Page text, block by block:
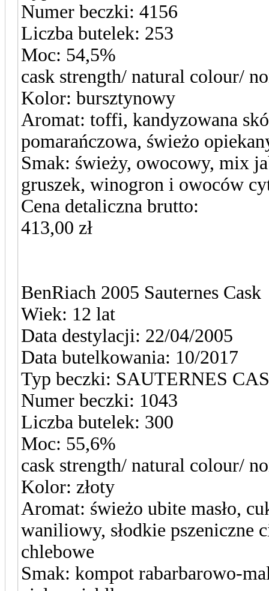
Numer beczki: 4156
Liczba butelek: 253
Moc: 54,5%
cask strength/ natural colour/
Kolor: bursztynowy
Aromat: toffi, kandyzowana
pomarańczowa, świeżo
Smak: świeży, owocowy, mix
gruszek, winogron i owoców
Cena detaliczna brutto:
413,00 zł
BenRiach 2005 Sauternes Cask
Wiek: 12 lat
Data destylacji: 22/04/2005
Data butelkowania: 10/2017
Typ beczki: SAUTERNES
Numer beczki: 1043
Liczba butelek: 300
Moc: 55,6%
cask strength/ natural colour/
Kolor: złoty
Aromat: świeżo ubite masło,
waniliowy, słodkie pszeniczne
chlebowe
Smak: kompot rabarbarowo-